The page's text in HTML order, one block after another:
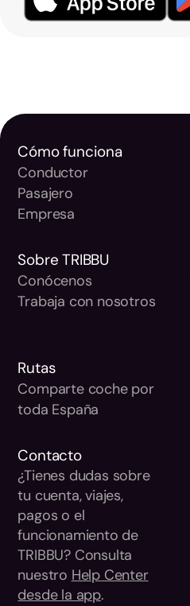
Sobre TRIBBU
Conócenos
Trabaja con nosotros
Cómo funciona
Conductor
Pasajero
Empresa
Contacto
¿Tienes dudas sobre
tu cuenta, viajes,
pagos o el
funcionamiento de
TRIBBU? Consulta
nuestro Help Center
desde la app.
Rutas
Comparte coche por
toda España